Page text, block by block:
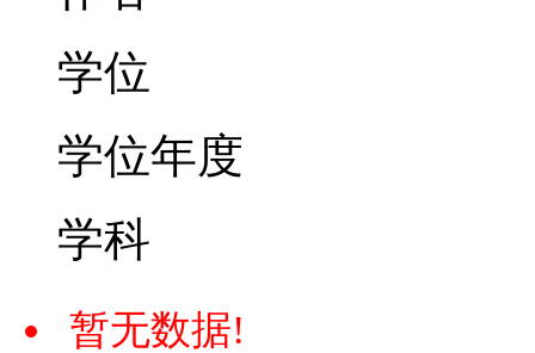
学位
学位年度
学科
暂无数据!